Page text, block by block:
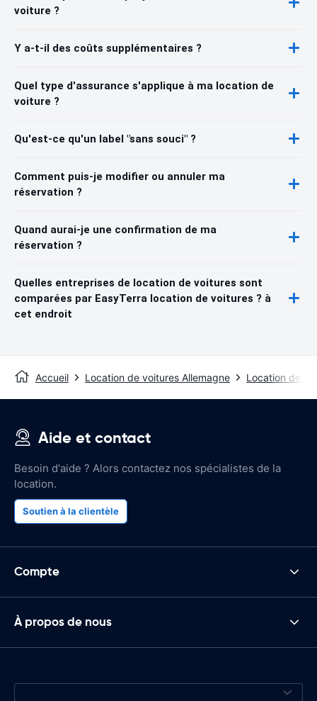
voiture ?
Y a-t-il des coûts supplémentaires ?
Quel type d'assurance s'applique à ma location de
voiture ?
Qu'est-ce qu'un label "sans souci" ?
Comment puis-je modifier ou annuler ma
réservation ?
Quand aurai-je une confirmation de ma
réservation ?
Quelles entreprises de location de voitures sont
comparées par EasyTerra location de voitures ? à
cet endroit
Accueil Location de voitures Allemagne Location de
Aide et contact
Besoin d'aide ? Alors contactez nos spécialistes de la
location.
Soutien à la clientèle
Compte
À propos de nous